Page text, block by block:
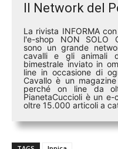
Il Network del
La rivista INFORMA
l'e-shop NON SOLO
sono un grande
cavalli e gli animali
bimestrale inviato in
line in occasione di
Cavallo è un
perché on line da
PianetaCuccioli è un
oltre 15.000 articoli a